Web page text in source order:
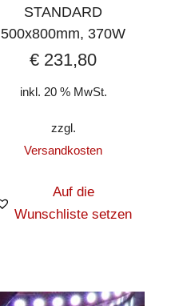
STANDARD
500x800mm, 370W
€ 231,80
inkl. 20 % MwSt.
zzgl.
Versandkosten
Auf die
Wunschliste setzen